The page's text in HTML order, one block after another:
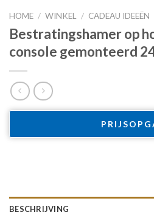
HOME / WINKEL / CADEAU IDEEËN
Bestratingshamer op
console gemonteerd
BESCHRIJVING